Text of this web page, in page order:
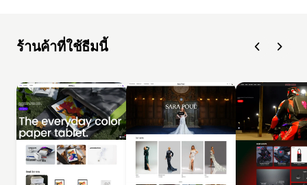
ร้านค้าที่ใช้ธีมนี้